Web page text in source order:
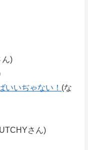
ん)
いいぢゃない！ (な
さん)